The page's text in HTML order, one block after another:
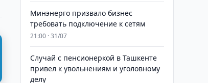
Минэнерго призвало бизнес
требовать подключение к сетям
21:00 · 31/07
Случай с пенсионеркой в Ташкенте
привел к увольнениям и уголовному
делу